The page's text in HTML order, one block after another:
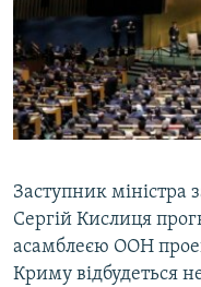
ДЕПОРТАЦІЯ
ВІДЕОУРОКИ «ELIFBE»
СВІДЧЕННЯ ОКУПАЦІЇ
УКРАЇНСЬКА ПРОБЛЕМА
ЯК ОБІЙТИ
Русский
Qırımtatar
Усі сайти RFE/RL
Заступник міністра
Сергій Кислиця
асамблеєю ООН
Криму відбудеться